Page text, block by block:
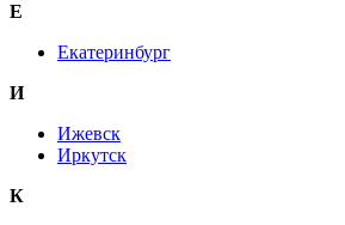
E
Екатеринбург
И
Ижевск
Иркутск
К